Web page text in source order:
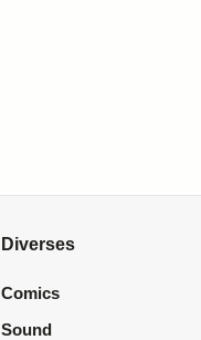
Diverses
Comics
Sound